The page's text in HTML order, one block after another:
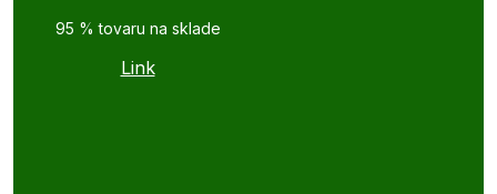
95 % tovaru na sklade
Link